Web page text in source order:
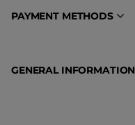
PAYMENT METHODS
GENERAL INFORMATION